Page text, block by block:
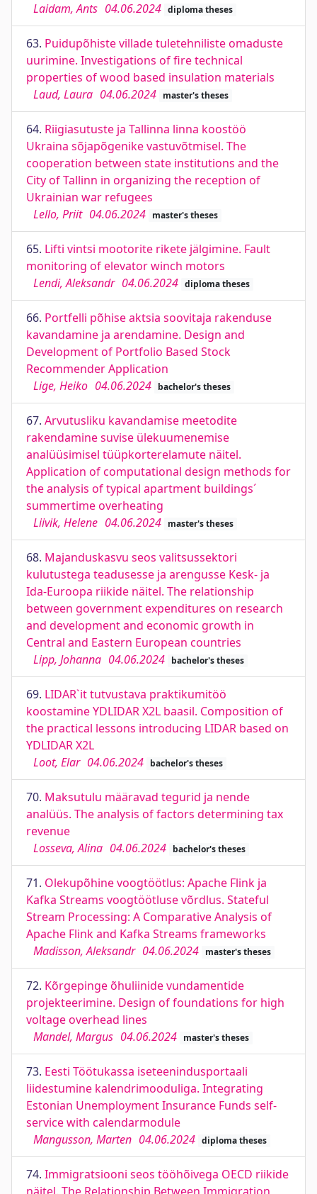
Laidam, Ants 04.06.2024 diploma theses
63. Puidupõhiste villade tuletehniliste omaduste
uurimine. Investigations of fire technical
properties of wood based insulation materials
Laud, Laura 04.06.2024 master's theses
64. Riigiasutuste ja Tallinna linna koostöö
Ukraina sõjapõgenike vastuvõtmisel. The
cooperation between state institutions and the
City of Tallinn in organizing the reception of
Ukrainian war refugees
Lello, Priit 04.06.2024 master's theses
65. Lifti vintsi mootorite rikete jälgimine. Fault
monitoring of elevator winch motors
Lendi, Aleksandr 04.06.2024 diploma theses
66. Portfelli põhise aktsia soovitaja rakenduse
kavandamine ja arendamine. Design and
Development of Portfolio Based Stock
Recommender Application
Lige, Heiko 04.06.2024 bachelor's theses
67. Arvutusliku kavandamise meetodite
rakendamine suvise ülekuumenemise
analüüsimisel tüüpkorterelamute näitel.
Application of computational design methods for
the analysis of typical apartment buildings´
summertime overheating
Liivik, Helene 04.06.2024 master's theses
68. Majanduskasvu seos valitsussektori
kulutustega teadusesse ja arengusse Kesk- ja
Ida-Euroopa riikide näitel. The relationship
between government expenditures on research
and development and economic growth in
Central and Eastern European countries
Lipp, Johanna 04.06.2024 bachelor's theses
69. LIDAR`it tutvustava praktikumitöö
koostamine YDLIDAR X2L baasil. Composition of
the practical lessons introducing LIDAR based on
YDLIDAR X2L
Loot, Elar 04.06.2024 bachelor's theses
70. Maksutulu määravad tegurid ja nende
analüüs. The analysis of factors determining tax
revenue
Losseva, Alina 04.06.2024 bachelor's theses
71. Olekupõhine voogtöötlus: Apache Flink ja
Kafka Streams voogtöötluse võrdlus. Stateful
Stream Processing: A Comparative Analysis of
Apache Flink and Kafka Streams frameworks
Madisson, Aleksandr 04.06.2024 master's theses
72. Kõrgepinge õhuliinide vundamentide
projekteerimine. Design of foundations for high
voltage overhead lines
Mandel, Margus 04.06.2024 master's theses
73. Eesti Töötukassa iseteenindusportaali
liidestumine kalendrimooduliga. Integrating
Estonian Unemployment Insurance Funds self-
service with calendarmodule
Mangusson, Marten 04.06.2024 diploma theses
74. Immigratsiooni seos tööhõivega OECD riikide